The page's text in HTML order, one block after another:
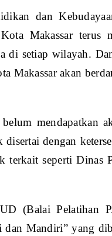
dan
Makassar terus
di setiap wilayah.
Makassar akan
mendapatkan
dengan
terkait seperti Dinas
(Balai Pelatihan
dan Mandiri” yang